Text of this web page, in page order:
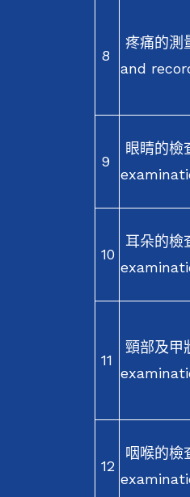
8
疼痛的測
and
9
眼睛的檢
10
耳朵的檢
11
頸部及甲
12
咽喉的